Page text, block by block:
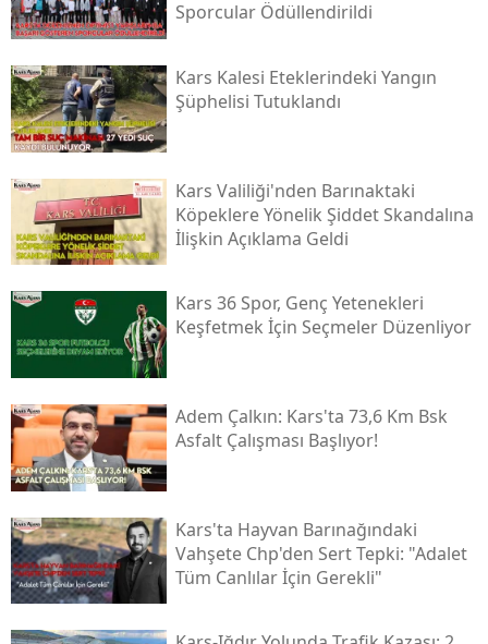
Siirt
Tekirdağ
Trabzon
Uşak
Yozgat
Zonguldak
Sporcular Ödüllendirildi
Kars Kalesi Eteklerindeki Yangın
Şüphelisi Tutuklandı
Kars Valiliği'nden Barınaktaki
Köpeklere Yönelik Şiddet Skandalına
İlişkin Açıklama Geldi
Kars 36 Spor, Genç Yetenekleri
Keşfetmek İçin Seçmeler Düzenliyor
Adem Çalkın: Kars'ta 73,6 Km Bsk
Asfalt Çalışması Başlıyor!
Kars'ta Hayvan Barınağındaki
Vahşete Chp'den Sert Tepki: "adalet
Tüm Canlılar İçin Gerekli"